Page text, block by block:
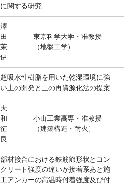
に関する研究
澤
田
茉
伊
東京科学大学・准教授
（地盤工学）
超吸水性樹脂を用いた乾湿環境に強
い土の開発と土の再資源化法の提案
大
和
征
良
小山工業高専・准教授
（建築構造・耐火）
部材接合における鉄筋節形状とコン
クリート強度の違いが接着系あと施
工アンカーの高温時付着強度及び付